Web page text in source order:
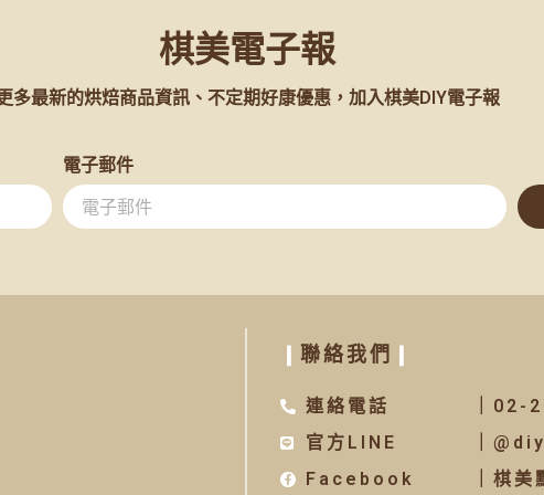
棋美電子報
多最新的烘焙商品資訊、不定期好康優惠，加入棋美DIY電子報
電子郵件
聯絡我們
連絡電話
官方LINE
Facebook
｜02-
｜
｜棋